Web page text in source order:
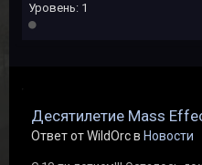
Уровень: 1
Десятилетие Mass
Ответ от WildOrc в Новости